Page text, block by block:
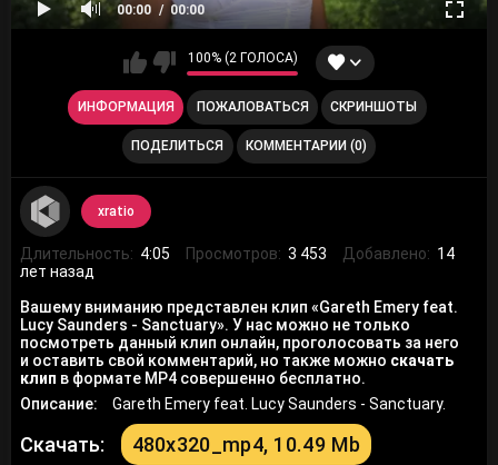
00:00 00:00
100% (2 ГОЛОСА)
ИНФОРМАЦИЯ ПОЖАЛОВАТЬСЯ СКРИНШОТЫ
ПОДЕЛИТЬСЯ КОММЕНТАРИИ (0)
xratio
Длительность: 4:05 Просмотров: 3 453 Добавлено: 14
лет назад
Вашему вниманию представлен клип «Gareth Emery feat.
Lucy Saunders - Sanctuary». У нас можно не только
посмотреть данный клип онлайн, проголосовать за него
и оставить свой комментарий, но также можно скачать
клип в формате MP4 совершенно бесплатно.
Описание:
Gareth Emery feat. Lucy Saunders - Sanctuary.
Скачать: 480x320_mp4, 10.49 Mb